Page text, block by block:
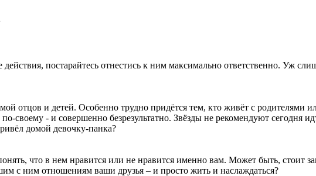
постарайтесь отнестись к ним максимально ответственно. Уж
отцов и детей. Особенно трудно придётся тем, кто живёт с родителями
своему - и совершенно безрезультатно. Звёзды не рекомендуют сегодня
домой девочку-панка?
что в нем нравится или не нравится именно вам. Может быть, стоит
с ним отношениям ваши друзья – и просто жить и наслаждаться?